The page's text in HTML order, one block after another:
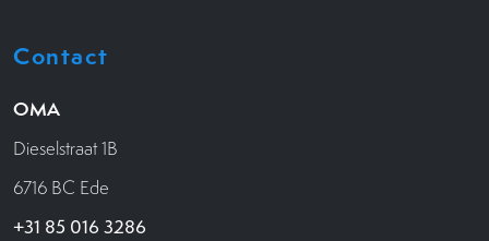
Contact
OMA
Dieselstraat 1B
6716 BC Ede
+31 85 016 3286